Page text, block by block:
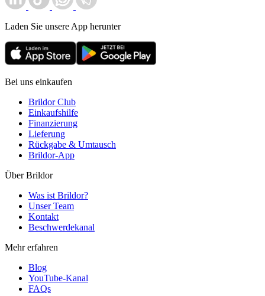
Laden Sie unsere App herunter
Bei uns einkaufen
Brildor Club
Einkaufshilfe
Finanzierung
Lieferung
Rückgabe & Umtausch
Brildor-App
Über Brildor
Was ist Brildor?
Unser Team
Kontakt
Beschwerdekanal
Mehr erfahren
Blog
YouTube-Kanal
FAQs